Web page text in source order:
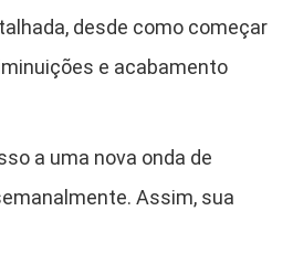
desde como começar
e acabamento
a uma nova onda de
Assim, sua